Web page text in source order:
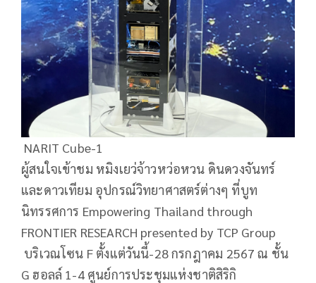
NARIT Cube-1
ผู้สนใจเข้าชม หมิงเยว่จ้าวหว่อหวน ดินดวงจันทร์
และดาวเทียม อุปกรณ์วิทยาศาสตร์ต่างๆ ที่บูท
นิทรรศการ Empowering Thailand through
FRONTIER RESEARCH presented by TCP Group
บริเวณโซน F ตั้งแต่วันนี้-28 กรกฎาคม 2567 ณ ชั้น
G ฮอลล์ 1-4 ศูนย์การประชุมแห่งชาติสิริกิ